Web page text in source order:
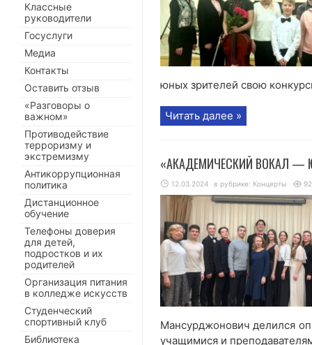
юных зрителей свою
Читать далее »
«АКАДЕМИЧЕСКИЙ ВОКАЛ —
12.03.2024 в рубрике: Концерты
Мансурджонович делился
учащимися и
Классные
руководители
Госуслуги
Медиа
Контакты
Оставить отзыв
«Разговоры о
важном»
Противодействие
терроризму и
экстремизму
Антикоррупционная
политика
Дистанционное
обучение
Телефоны доверия
для детей,
подростков и их
родителей
Организация питания
в колледже искусств
Студенческий
спортивный клуб
Библиотека